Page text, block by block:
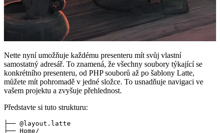
Nette nyní umožňuje každému presenteru mít svůj vlastní
samostatný adresář. To znamená, že všechny soubory týkající se
konkrétního presenteru, od PHP souborů až po šablony Latte,
můžete mít pohromadě v jedné složce. To usnadňuje navigaci ve
vašem projektu a zvyšuje přehlednost.
Představte si tuto strukturu:
├── @layout.latte
├── Home/